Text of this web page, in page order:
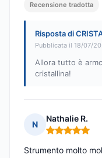
Recensione tradotta
Risposta di
Pubblicata il 18/07/
Allora tutto è
cristallina!
N
Nathalie R.
Nota: 5 su 5
Strumento molto